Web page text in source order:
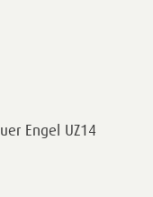
Engel UZ14